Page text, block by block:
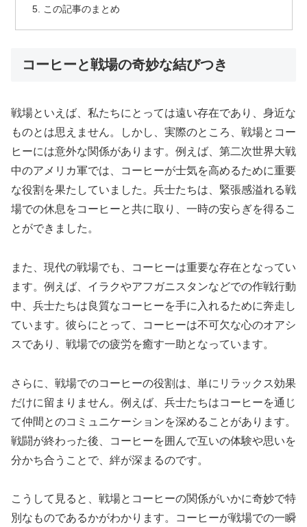
この記事のまとめ
コーヒーと戦場の奇妙な結びつき
戦場といえば、私たちにとっては遠い存在であり、身近な
ものとは思えません。しかし、実際のところ、戦場とコー
ヒーには意外な関係があります。例えば、第二次世界大戦
中のアメリカ軍では、コーヒーが士気を高めるために重要
な役割を果たしていました。兵士たちは、緊張感溢れる戦
場での休息をコーヒーと共に取り、一時の安らぎを得るこ
とができました。
また、現代の戦場でも、コーヒーは重要な存在となってい
ます。例えば、イラクやアフガニスタンなどでの作戦行動
中、兵士たちは良質なコーヒーを手に入れるために奔走し
ています。彼らにとって、コーヒーは不可欠な心のオアシ
スであり、戦場での疲労を癒す一助となっています。
さらに、戦場でのコーヒーの役割は、単にリラックス効果
だけに留まりません。例えば、兵士たちはコーヒーを通じ
て仲間とのコミュニケーションを深めることがあります。
戦闘が終わった後、コーヒーを囲んで互いの体験や思いを
分かち合うことで、絆が深まるのです。
こうして見ると、戦場とコーヒーの関係がいかに奇妙で特
別なものであるかがわかります。コーヒーが戦場での一瞬